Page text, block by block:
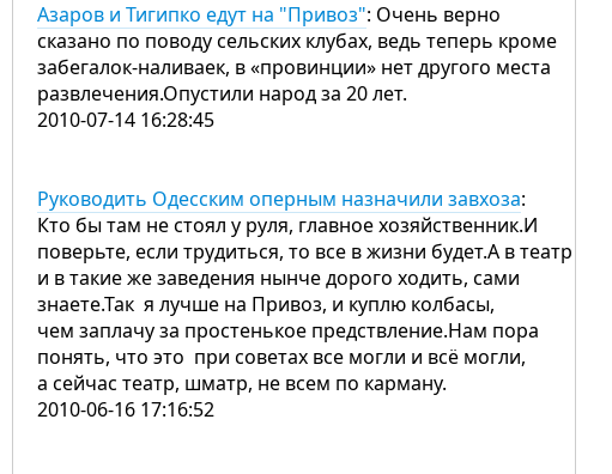
Азаров и Тигипко едут на "Привоз": Очень верно
сказано по поводу сельских клубах, ведь теперь кроме
забегалок-наливаек, в «провинции» нет другого места
развлечения.Опустили народ за 20 лет.
2010-07-14 16:28:45
Руководить Одесским оперным назначили завхоза:
Кто бы там не стоял у руля, главное хозяйственник.И
поверьте, если трудиться, то все в жизни будет.А в театр
и в такие же заведения нынче дорого ходить, сами
знаете.Так я лучше на Привоз, и куплю колбасы,
чем заплачу за простенькое предствление.Нам пора
понять, что это при советах все могли и всё могли,
а сейчас театр, шматр, не всем по карману.
2010-06-16 17:16:52